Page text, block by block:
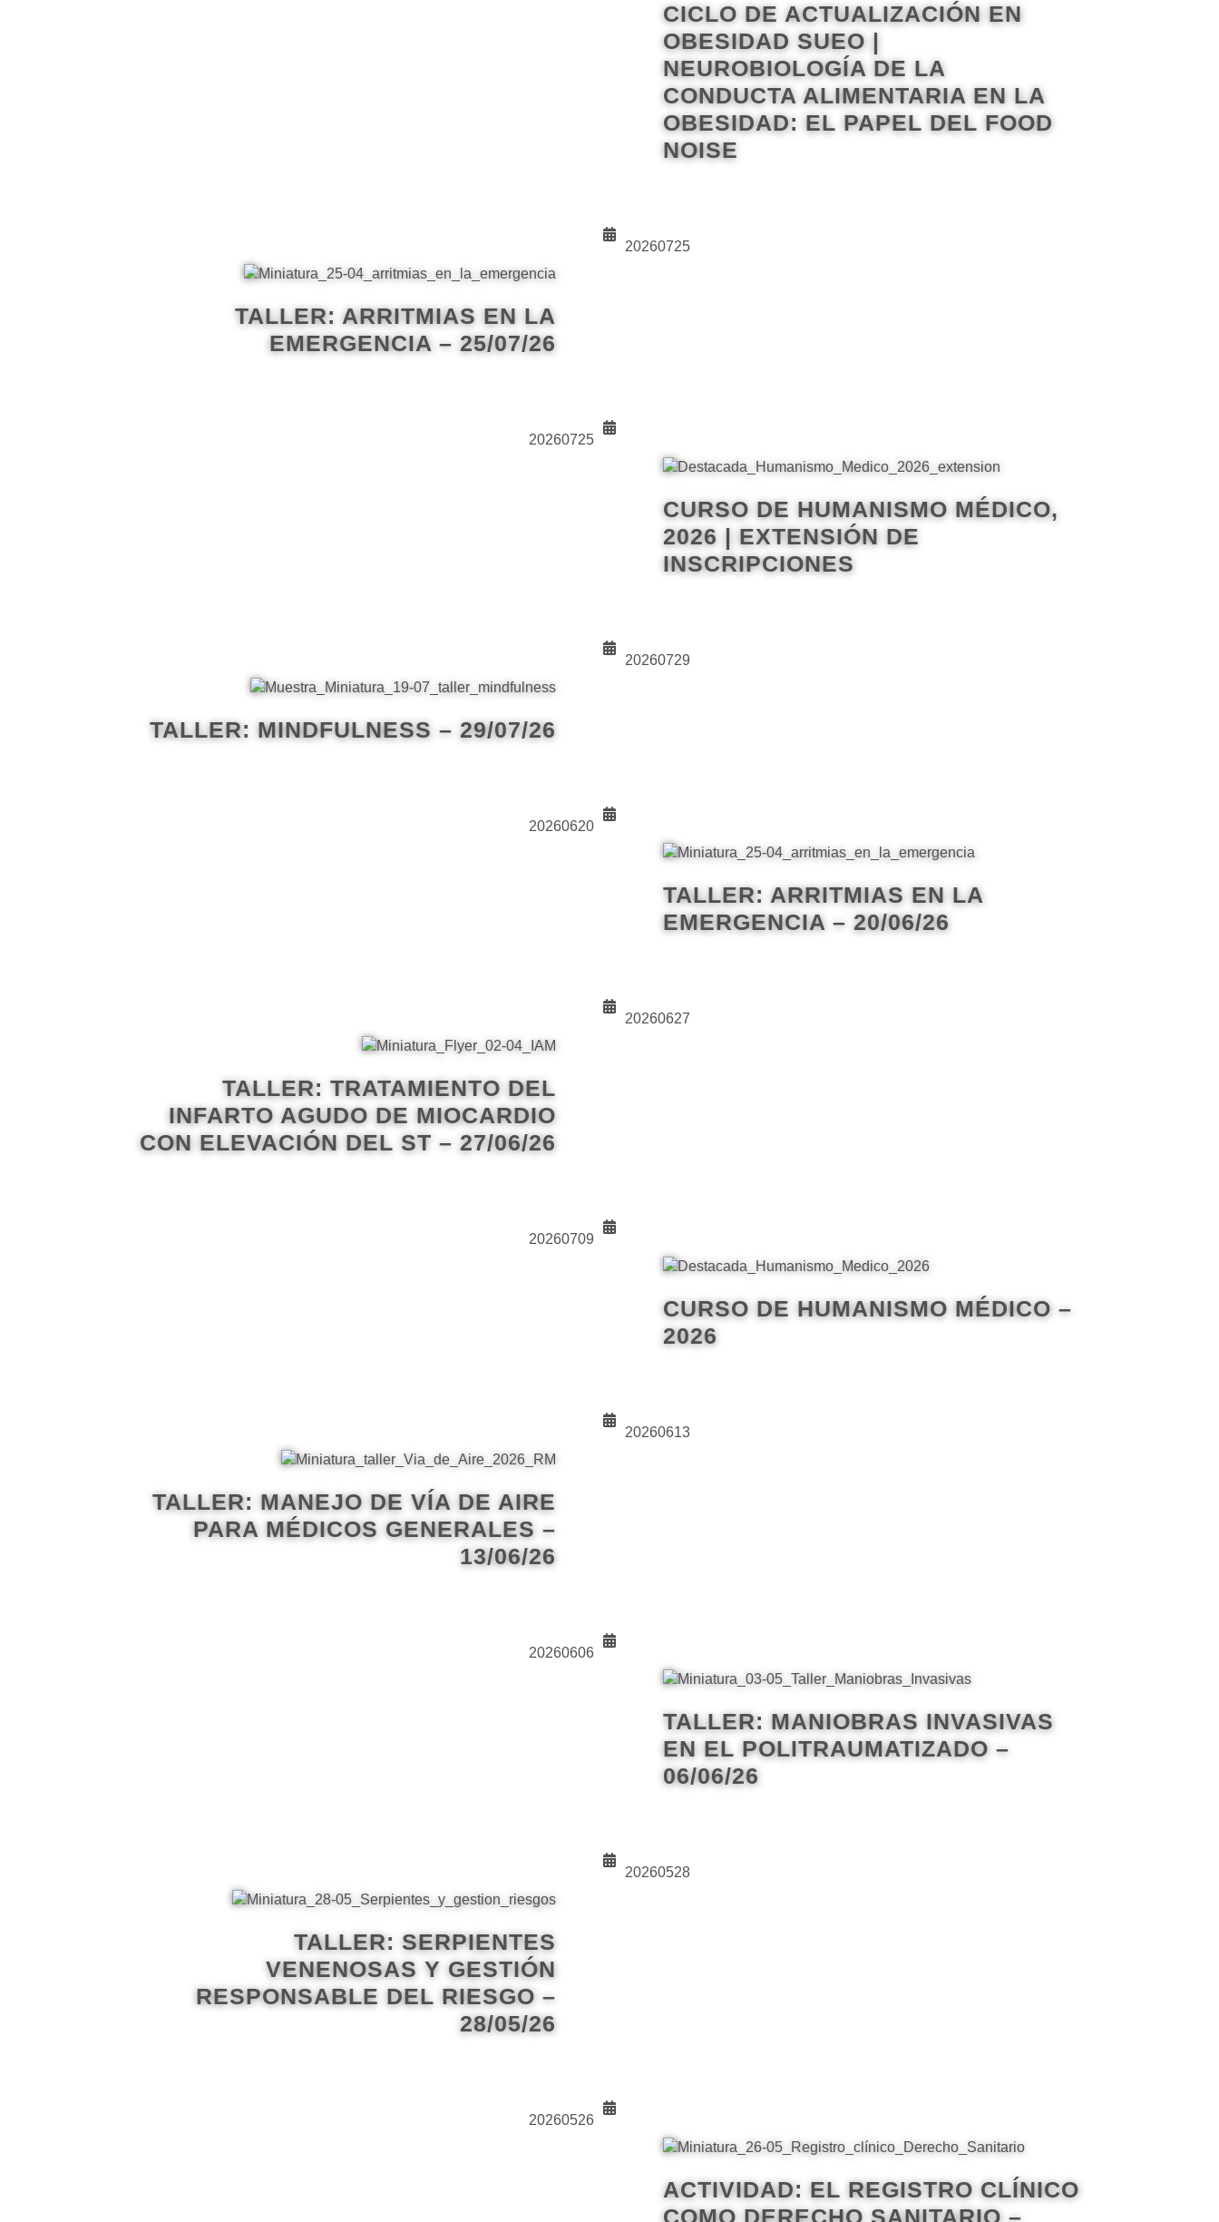
CICLO DE ACTUALIZACIÓN EN
OBESIDAD SUEO |
NEUROBIOLOGÍA DE LA
CONDUCTA ALIMENTARIA EN LA
OBESIDAD: EL PAPEL DEL FOOD
NOISE
TALLER: ARRITMIAS EN LA
EMERGENCIA – 25/07/26
20260725
CURSO DE HUMANISMO MÉDICO,
2026 | EXTENSIÓN DE
INSCRIPCIONES
20260725
TALLER: MINDFULNESS – 29/07/26
20260729
TALLER: ARRITMIAS EN LA
EMERGENCIA – 20/06/26
20260620
TALLER: TRATAMIENTO DEL
INFARTO AGUDO DE MIOCARDIO
CON ELEVACIÓN DEL ST – 27/06/26
20260627
CURSO DE HUMANISMO MÉDICO –
2026
20260709
TALLER: MANEJO DE VÍA DE AIRE
PARA MÉDICOS GENERALES –
13/06/26
20260613
TALLER: MANIOBRAS INVASIVAS
EN EL POLITRAUMATIZADO –
06/06/26
20260606
TALLER: SERPIENTES
VENENOSAS Y GESTIÓN
RESPONSABLE DEL RIESGO –
28/05/26
20260528
ACTIVIDAD: EL REGISTRO CLÍNICO
COMO DERECHO SANITARIO –
20260526